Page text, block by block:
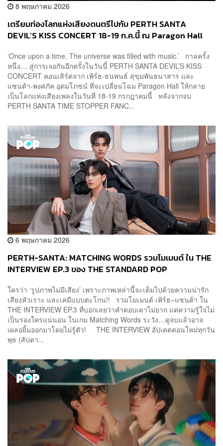
8 พฤษภาคม 2026
เตรียมท่องโลกแห่งเสียงดนตรีไปกับ PERTH SANTA
DEVIL’S KISS CONCERT 18-19 ก.ค.นี้ ณ Paragon Hall
‘Once upon a time, The universe was filled with music.’ กาลครั้ง
หนึ่ง… สู่การเจอกันอีกครั้งในวันนี้ PERTH SANTA DEVIL’S KISS
CONCERT คอนเสิร์ตจาก เพิร์ธ-ธนพนธ์ สุขุมพันธนาสาร และ
แซนต้า-พงศภัค อุดมโภชน์ ที่จะเปลี่ยนโฉม Paragon Hall ให้กลาย
เป็นโลกแห่งเสียงเพลงในวันที่ 18-19 กรกฎาคมนี้ หลังจากจบ
PERTH SANTA TIME STOPPER FANC...
6 พฤษภาคม 2026
PERTH-SANTA: MATCHING WORDS รวมโมเมนต์ ใน THE
INTERVIEW EP.3 ของ THE STANDARD POP
ใครว่า ‘รูปภาพไม่มีเสียง’ เพราะภาพเหล่านี้จะเต็มไปด้วยความน่ารัก
เสียงหัวเราะ และเคมีแบบตะโกน!! รวมโมเมนต์ เพิร์ธ–แซนต้า ใน
THE INTERVIEW EP.3 ที่บอกเลยว่าคำตอบเดาไม่ยาก แต่ความรู้ใจไม่
เป็นรองใครแน่นอน ในเกม Matching Words ระวัง…ดูจบแล้วอาจ
เผลอยิ้มออกมาโดยไม่รู้ตัว! THE INTERVIEW อัปเดตตอนใหม่ทุกวัน
พุธ (สัปดา...